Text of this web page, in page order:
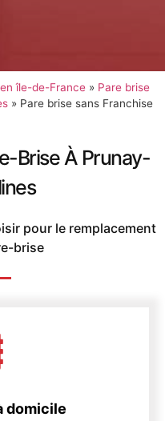
île-de-France » Pare brise
» Pare brise sans Franchise
Brise À Prunay-
pour le remplacement
brise
domicile